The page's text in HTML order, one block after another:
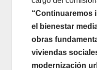
“Continuaremos
el bienestar
obras
viviendas
modernización